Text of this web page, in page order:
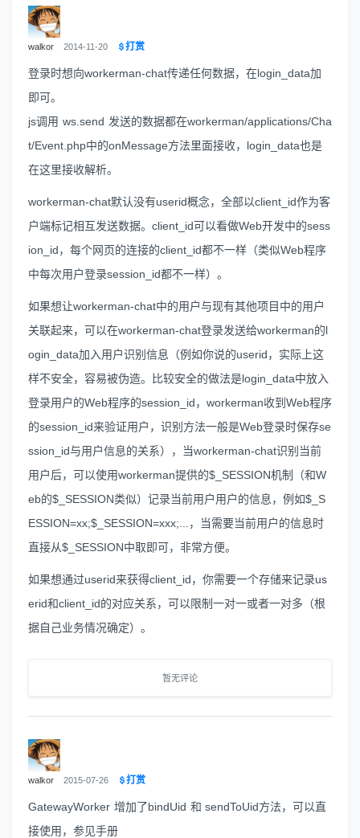
walkor 2014-11-20 打赏
登录时想向workerman-chat传递任何数据，在login_data加
即可。
js调用 ws.send 发送的数据都在workerman/applications/Cha
t/Event.php中的onMessage方法里面接收，login_data也是
在这里接收解析。
workerman-chat默认没有userid概念，全部以client_id作为客
户端标记相互发送数据。client_id可以看做Web开发中的sess
ion_id，每个网页的连接的client_id都不一样（类似Web程序
中每次用户登录session_id都不一样）。
如果想让workerman-chat中的用户与现有其他项目中的用户
关联起来，可以在workerman-chat登录发送给workerman的l
ogin_data加入用户识别信息（例如你说的userid，实际上这
样不安全，容易被伪造。比较安全的做法是login_data中放入
登录用户的Web程序的session_id，workerman收到Web程序
的session_id来验证用户，识别方法一般是Web登录时保存se
ssion_id与用户信息的关系），当workerman-chat识别当前
用户后，可以使用workerman提供的$_SESSION机制（和W
eb的$_SESSION类似）记录当前用户用户的信息，例如$_S
ESSION=xx;$_SESSION=xxx;...，当需要当前用户的信息时
直接从$_SESSION中取即可，非常方便。
如果想通过userid来获得client_id，你需要一个存储来记录us
erid和client_id的对应关系，可以限制一对一或者一对多（根
据自己业务情况确定）。
暂无评论
walkor 2015-07-26 打赏
GatewayWorker 增加了bindUid 和 sendToUid方法，可以直
接使用，参见手册